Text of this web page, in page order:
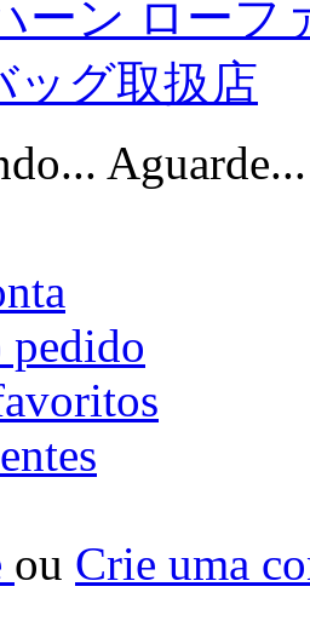
ーン ローフ
ッグ取扱店
Aguarde...
pedido
ou Crie uma